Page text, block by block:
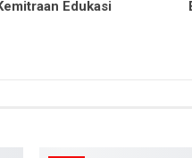
Edukasi